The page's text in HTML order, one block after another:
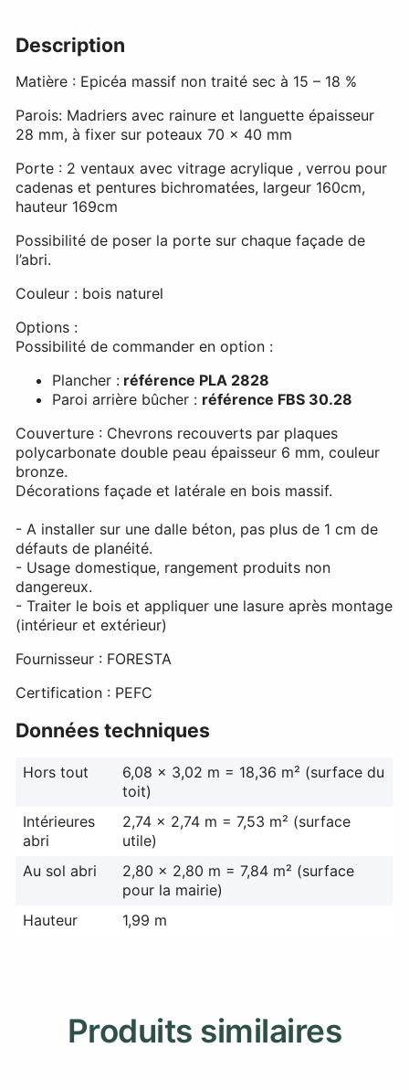
Description
Matière : Epicéa massif non traité sec à 15 – 18 %
Parois: Madriers avec rainure et languette épaisseur
28 mm, à fixer sur poteaux 70 x 40 mm
Porte : 2 ventaux avec vitrage acrylique , verrou pour
cadenas et pentures bichromatées, largeur 160cm,
hauteur 169cm
Possibilité de poser la porte sur chaque façade de
l’abri.
Couleur : bois naturel
Options :
Possibilité de commander en option :
Plancher : référence PLA 2828
Paroi arrière bûcher : référence FBS 30.28
Couverture : Chevrons recouverts par plaques
polycarbonate double peau épaisseur 6 mm, couleur
bronze.
Décorations façade et latérale en bois massif.
- A installer sur une dalle béton, pas plus de 1 cm de
défauts de planéité.
- Usage domestique, rangement produits non
dangereux.
- Traiter le bois et appliquer une lasure après montage
(intérieur et extérieur)
Fournisseur : FORESTA
Certification : PEFC
Données techniques
Hors tout
6,08 x 3,02 m = 18,36 m² (surface du
toit)
Intérieures
abri
2,74 x 2,74 m = 7,53 m² (surface
utile)
Au sol abri
2,80 x 2,80 m = 7,84 m² (surface
pour la mairie)
Hauteur
1,99 m
Produits similaires